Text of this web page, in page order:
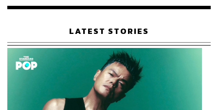
เรือนไทยที่ถูกซุกไว้
LATEST STORIES